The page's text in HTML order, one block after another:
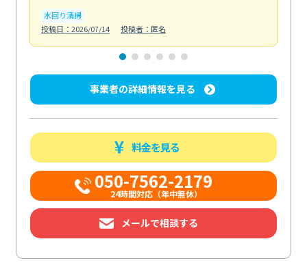
水回り清掃
投稿日：2026/07/14
投稿者：匿名
事業者の詳細情報を見る
料金を見る
050-7562-2179
24時間対応（年中無休）
メールで相談する